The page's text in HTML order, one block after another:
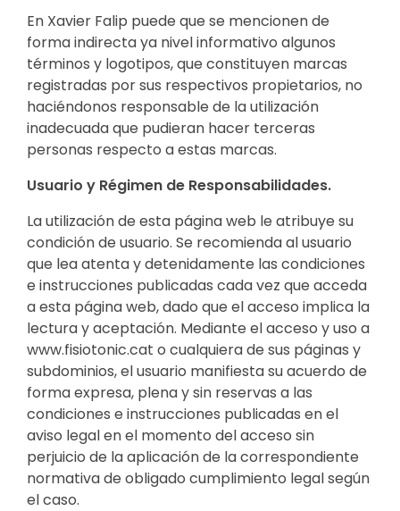
En Xavier Falip puede que se mencionen de
forma indirecta ya nivel informativo algunos
términos y logotipos, que constituyen marcas
registradas por sus respectivos propietarios, no
haciéndonos responsable de la utilización
inadecuada que pudieran hacer terceras
personas respecto a estas marcas.
Usuario y Régimen de Responsabilidades.
La utilización de esta página web le atribuye su
condición de usuario. Se recomienda al usuario
que lea atenta y detenidamente las condiciones
e instrucciones publicadas cada vez que acceda
a esta página web, dado que el acceso implica la
lectura y aceptación. Mediante el acceso y uso a
www.fisiotonic.cat o cualquiera de sus páginas y
subdominios, el usuario manifiesta su acuerdo de
forma expresa, plena y sin reservas a las
condiciones e instrucciones publicadas en el
aviso legal en el momento del acceso sin
perjuicio de la aplicación de la correspondiente
normativa de obligado cumplimiento legal según
el caso.